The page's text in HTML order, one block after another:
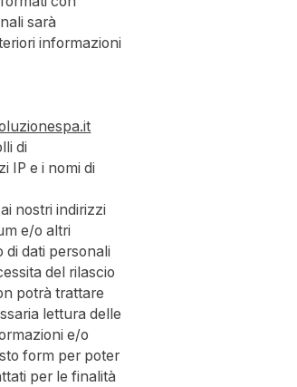
sarà
informazioni
di
IP e i nomi di
nostri indirizzi
e/o altri
dati personali
del rilascio
potrà trattare
lettura delle
e/o
form per poter
per le finalità